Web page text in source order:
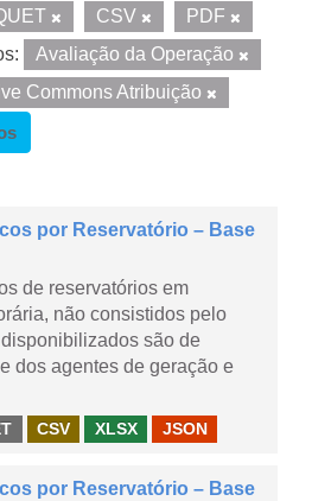
CSV
PDF
Avaliação da Operação
Commons Atribuição
por Reservatório – Base
de reservatórios em
não consistidos pelo
são de
dos agentes de geração e
CSV XLSX JSON
por Reservatório – Base